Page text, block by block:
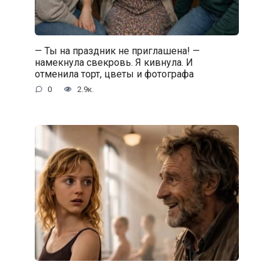
— Ты на праздник не приглашена! —
намекнула свекровь. Я кивнула. И
отменила торт, цветы и фотографа
0 2.9к.